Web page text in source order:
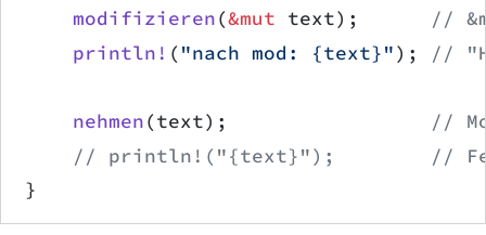
    modifizieren
(&mut text);
//
    println!
( "nach mod: {text}"); //
    nehmen
(text);
//
// println!("{text}");        //
}